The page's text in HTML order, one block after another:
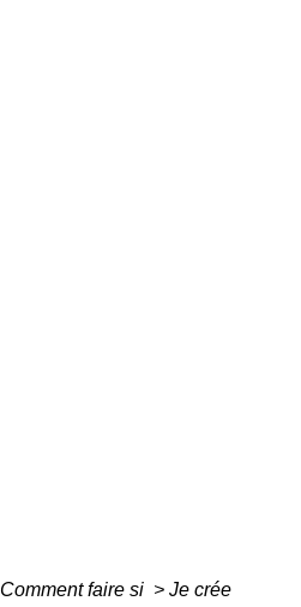
Comment faire si > Je crée